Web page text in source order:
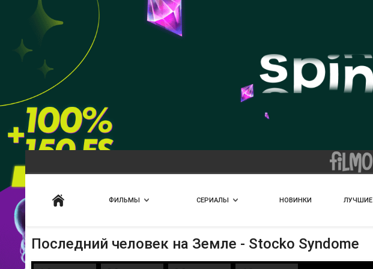
ФИЛЬМЫ СЕРИАЛЫ НОВИНКИ ЛУЧШИЕ
Последний человек на Земле - Stocko Syndome